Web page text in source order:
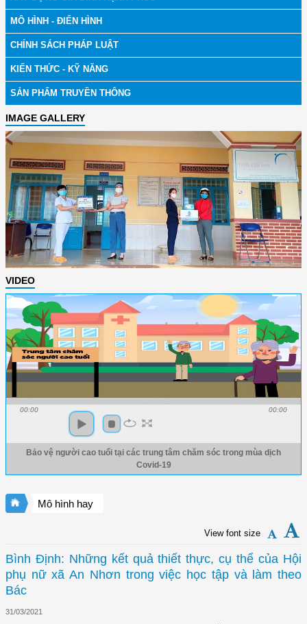
MÔ HÌNH - ĐIỂN HÌNH
CHÍNH SÁCH PHÁP LUẬT
KIẾN THỨC - KỸ NĂNG
SẢN PHẨM TRUYỀN THÔNG
IMAGE GALLERY
VIDEO
00:00 00:00
Bảo vệ người cao tuổi tại các trung tâm chăm sóc trong mùa dịch
Covid-19
Mô hình hay
View font size
Bình Định: Những kết quả thiết thực, cụ thể của Hội
phụ nữ xã An Nhơn trong việc học tập và làm theo
Bác
31/03/2021